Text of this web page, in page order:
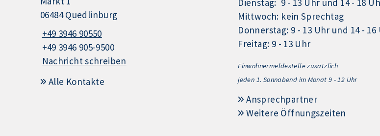
06484 Quedlinburg
+49 3946 90550
+49 3946 905-9500
Nachricht schreiben
Alle Kontakte
Dienstag: 9 - 13 Uhr und 14 - 18
Mittwoch: kein Sprechtag
Donnerstag: 9 - 13 Uhr und 14 - 16
Freitag: 9 - 13 Uhr
Einwohnermeldestelle zusätzlich
jeden 1. Sonnabend im Monat 9 - 12 Uhr
Ansprechpartner
Weitere Öffnungszeiten